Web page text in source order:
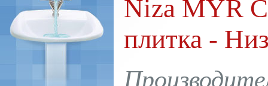
Niza MYR
плитка -